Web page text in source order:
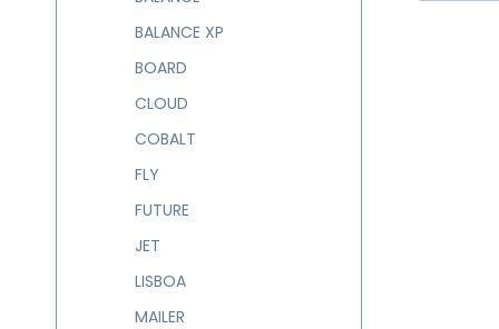
BALANCE XP
BOARD
CLOUD
COBALT
FLY
FUTURE
JET
LISBOA
MAILER